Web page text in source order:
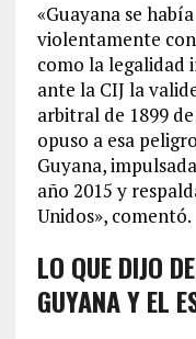
«Guayana se
violentamente
como la legalidad
ante la CIJ la
arbitral de 1899
opuso a esa
Guyana,
año 2015 y
Unidos», comentó.
LO QUE DIJO
GUYANA Y EL